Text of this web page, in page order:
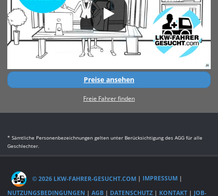
Preise ansehen
Freie Fahrer finden
* Sämtliche Personenbezeichnungen gelten unter Berücksichtigung des AGG für alle
Geschlechter.
© 2026 LKW-FAHRER-GESUCHT.COM | IMPRESSUM |
NUTZUNGSBEDINGUNGEN | AGB | DATENSCHUTZ | KONTAKT | JOB-